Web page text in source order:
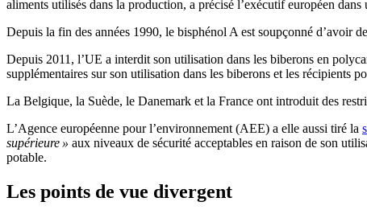
aliments utilisés dans la production, a précisé l’exécutif européen dans
Depuis la fin des années 1990, le bisphénol A est soupçonné d’avoir
Depuis 2011, l’UE a interdit son utilisation dans les biberons en
supplémentaires sur son utilisation dans les biberons et les récipients
La Belgique, la Suède, le Danemark et la France ont introduit des
L’Agence européenne pour l’environnement (AEE) a elle aussi tiré la
supérieure » aux niveaux de sécurité acceptables en raison de son
potable.
Les points de vue divergent